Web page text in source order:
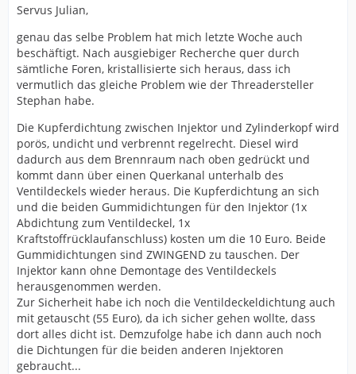
Servus Julian,
genau das selbe Problem hat mich letzte Woche auch
beschäftigt. Nach ausgiebiger Recherche quer durch
sämtliche Foren, kristallisierte sich heraus, dass ich
vermutlich das gleiche Problem wie der Threadersteller
Stephan habe.
Die Kupferdichtung zwischen Injektor und Zylinderkopf wird
porös, undicht und verbrennt regelrecht. Diesel wird
dadurch aus dem Brennraum nach oben gedrückt und
kommt dann über einen Querkanal unterhalb des
Ventildeckels wieder heraus. Die Kupferdichtung an sich
und die beiden Gummidichtungen für den Injektor (1x
Abdichtung zum Ventildeckel, 1x
Kraftstoffrücklaufanschluss) kosten um die 10 Euro. Beide
Gummidichtungen sind ZWINGEND zu tauschen. Der
Injektor kann ohne Demontage des Ventildeckels
herausgenommen werden.
Zur Sicherheit habe ich noch die Ventildeckeldichtung auch
mit getauscht (55 Euro), da ich sicher gehen wollte, dass
dort alles dicht ist. Demzufolge habe ich dann auch noch
die Dichtungen für die beiden anderen Injektoren
gebraucht...